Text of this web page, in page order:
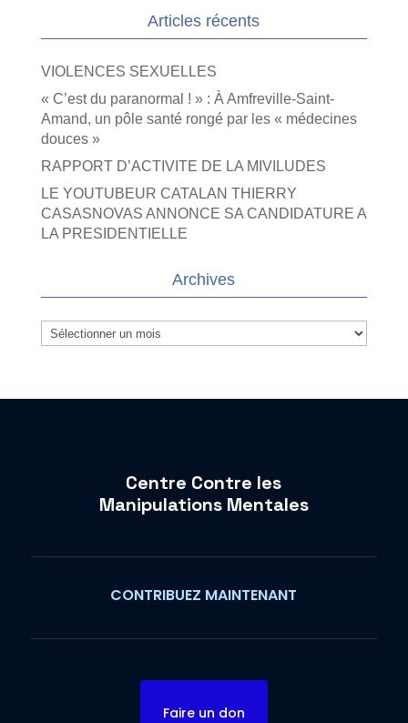
Articles récents
VIOLENCES SEXUELLES
« C’est du paranormal ! » : À Amfreville-Saint-
Amand, un pôle santé rongé par les « médecines
douces »
RAPPORT D’ACTIVITE DE LA MIVILUDES
LE YOUTUBEUR CATALAN THIERRY
CASASNOVAS ANNONCE SA CANDIDATURE A
LA PRESIDENTIELLE
Archives
Archives
Centre Contre les
Manipulations Mentales
CONTRIBUEZ MAINTENANT
Faire un don